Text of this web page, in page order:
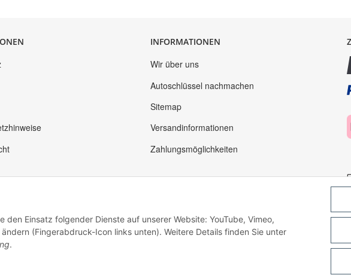
INFORMATIONEN
Wir über uns
Autoschlüssel nachmachen
Sitemap
Versandinformationen
Zahlungsmöglichkeiten
den Einsatz folgender Dienste auf unserer Website: YouTube, Vimeo,
(Fingerabdruck-Icon links unten). Weitere Details finden Sie unter
.